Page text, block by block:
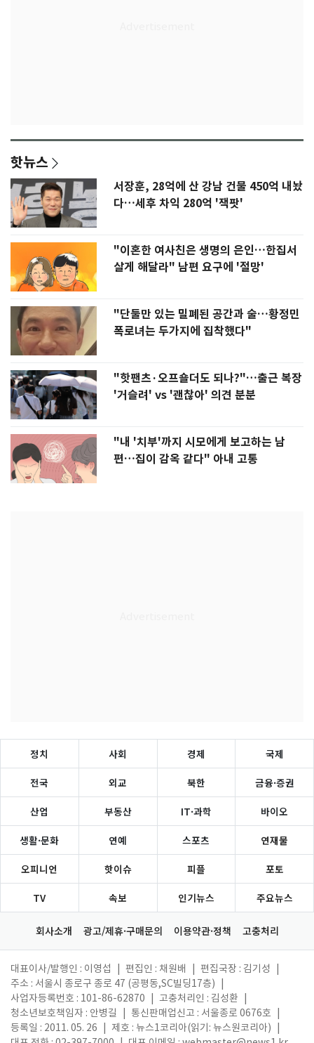
핫뉴스
서장훈, 28억에 산 강남 건물 450억 내놨
다…세후 차익 280억 '잭팟'
"이혼한 여사친은 생명의 은인…한집서
살게 해달라" 남편 요구에 '절망'
"단둘만 있는 밀폐된 공간과 술…황정민
폭로녀는 두가지에 집착했다"
"핫팬츠·오프숄더도 되나?"…출근 복장
'거슬려' vs '괜찮아' 의견 분분
"내 '치부'까지 시모에게 보고하는 남
편…집이 감옥 같다" 아내 고통
정치 사회 경제 국제
전국 외교 북한 금융·증권
산업 부동산 IT·과학 바이오
생활·문화 연예 스포츠 연재물
오피니언 핫이슈 피플 포토
TV 속보 인기뉴스 주요뉴스
회사소개 광고/제휴·구매문의 이용약관·정책 고충처리
대표이사/발행인 : 이영섭 편집인 : 채원배 편집국장 : 김기성
주소 : 서울시 종로구 종로 47 (공평동,SC빌딩17층)
사업자등록번호 : 101-86-62870
고충처리인 : 김성환
청소년보호책임자 : 안병길
통신판매업신고 : 서울종로 0676호
등록일 : 2011. 05. 26
제호 : 뉴스1코리아(읽기: 뉴스원코리아)